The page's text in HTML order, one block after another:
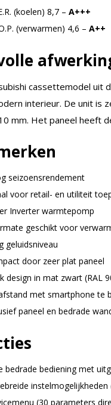
(koelen) 8,7 – A+++
(verwarmen) 4,6 – A++
cassettemodel uit
interieur. De unit is
mm. Het paneel heeft
seizoensrendement
voor retail- en utiliteit
Inverter warmtepomp
geschikt voor
geluidsniveau
door zeer plat paneel
design in mat zwart (RAL
met smartphone te
paneel en bedrade
bedrade bediening met
(30 parameters